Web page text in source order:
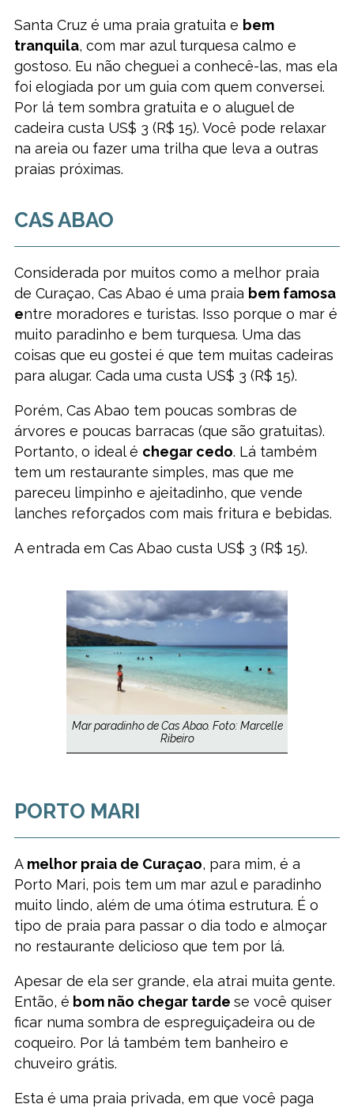
Santa Cruz é uma praia gratuita e bem
tranquila, com mar azul turquesa calmo e
gostoso. Eu não cheguei a conhecê-las, mas ela
foi elogiada por um guia com quem conversei.
Por lá tem sombra gratuita e o aluguel de
cadeira custa US$ 3 (R$ 15). Você pode relaxar
na areia ou fazer uma trilha que leva a outras
praias próximas.
CAS ABAO
Considerada por muitos como a melhor praia
de Curaçao, Cas Abao é uma praia bem famosa
entre moradores e turistas. Isso porque o mar é
muito paradinho e bem turquesa. Uma das
coisas que eu gostei é que tem muitas cadeiras
para alugar. Cada uma custa US$ 3 (R$ 15).
Porém, Cas Abao tem poucas sombras de
árvores e poucas barracas (que são gratuitas).
Portanto, o ideal é chegar cedo. Lá também
tem um restaurante simples, mas que me
pareceu limpinho e ajeitadinho, que vende
lanches reforçados com mais fritura e bebidas.
A entrada em Cas Abao custa US$ 3 (R$ 15).
Mar paradinho de Cas Abao. Foto: Marcelle
Ribeiro
PORTO MARI
A melhor praia de Curaçao, para mim, é a
Porto Mari, pois tem um mar azul e paradinho
muito lindo, além de uma ótima estrutura. É o
tipo de praia para passar o dia todo e almoçar
no restaurante delicioso que tem por lá.
Apesar de ela ser grande, ela atrai muita gente.
Então, é bom não chegar tarde se você quiser
ficar numa sombra de espreguiçadeira ou de
coqueiro. Por lá também tem banheiro e
chuveiro grátis.
Esta é uma praia privada, em que você paga